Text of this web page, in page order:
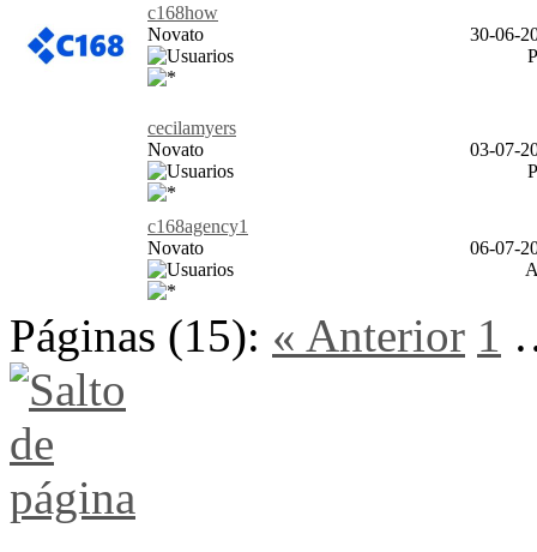
c168how
Novato
30-06-
cecilamyers
Novato
03-07-
c168agency1
Novato
06-07-
Páginas (15): « Anterior 1